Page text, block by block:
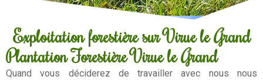
Exploitation forestière sur Virue le Grand
Plantation Forestière Virue le Grand
Quand vous déciderez de travailler avec nous nous